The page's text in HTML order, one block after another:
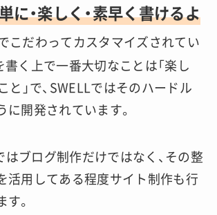
に・楽しく・素早く書けるよ
こだわってカスタマイズされてい
書く上で一番大切なことは「楽し
と」で、SWELLではそのハードル
に開発されています。
はブログ制作だけではなく、その整
活用してある程度サイト制作も行
。